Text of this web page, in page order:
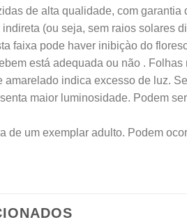
de alta qualidade, com
(ou seja, sem raios solares
faixa pode haver inibiçào do
está adequada ou não .
amarelado indica excesso de luz.
maior luminosidade. Podem
de um exemplar adulto. Podem